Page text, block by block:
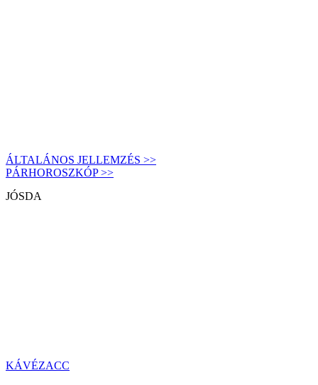
ÁLTALÁNOS JELLEMZÉS >>
PÁRHOROSZKÓP >>
JÓSDA
KÁVÉZACC